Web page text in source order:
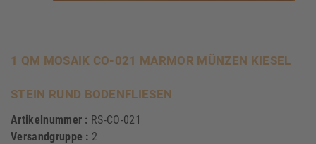
1 QM MOSAIK CO-021 MARMOR MÜNZEN KIESEL
STEIN RUND BODENFLIESEN
Artikelnummer : RS-CO-021
Versandgruppe : 2